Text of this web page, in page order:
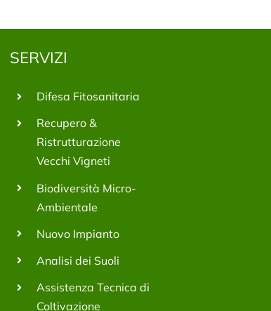
SERVIZI
Difesa Fitosanitaria
Recupero &
Ristrutturazione
Vecchi Vigneti
Biodiversità Micro-
Ambientale
Nuovo Impianto
Analisi dei Suoli
Assistenza Tecnica di
Coltivazione